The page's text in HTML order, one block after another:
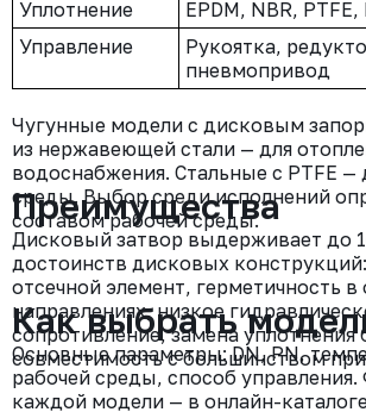
Уплотнение
EPDM, NBR,
Управление
Рукоятка,
пневмопривод
Чугунные модели с дисковым
из нержавеющей стали — для
водоснабжения. Стальные с PTFE —
среды. Выбор среди исполнений
составом рабочей среды.
Преимущества
Дисковый затвор выдерживает до
достоинств дисковых
отсечной элемент, герметичность в
направлениях, низкое
сопротивление, замена уплотнения
совместимость с большинством
Как выбрать
Основные параметры: DN, PN,
рабочей среды, способ
каждой модели — в онлайн-